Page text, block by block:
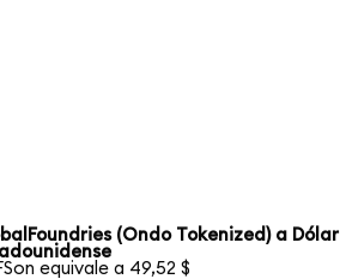
(Ondo Tokenized) a Dólar
equivale a 49,52 $